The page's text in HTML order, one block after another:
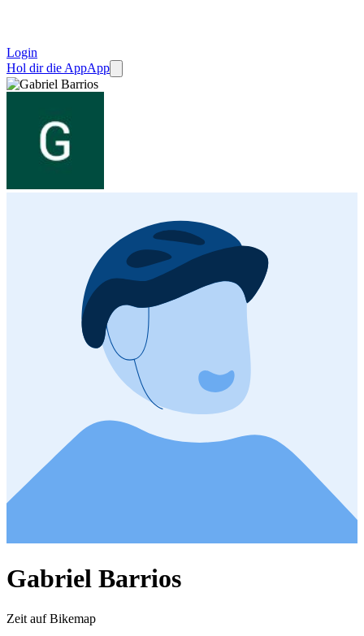
Login
Hol dir die AppApp
Gabriel Barrios
Zeit auf Bikemap